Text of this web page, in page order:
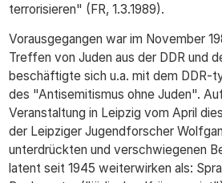
terrorisieren" (FR, 1.3.1989).
Vorausgegangen war im November
Treffen von Juden aus der DDR und
beschäftigte sich u.a. mit dem DDR-
des "Antisemitismus ohne Juden".
Veranstaltung in Leipzig vom April
der Leipziger Jugendforscher
unterdrückten und verschwiegenen
latent seit 1945 weiterwirken als: